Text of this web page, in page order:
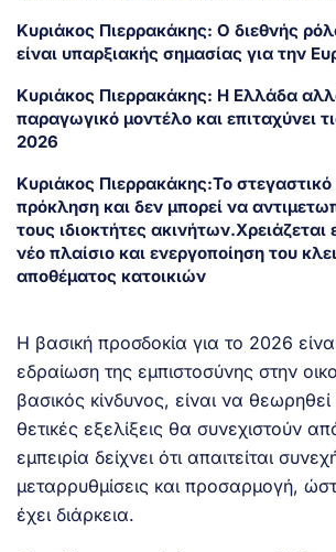
Κυριάκος Πιερρακάκης: Ο διεθνής
είναι υπαρξιακής σημασίας για την
Κυριάκος Πιερρακάκης: Η Ελλάδα
παραγωγικό μοντέλο και επιταχύνει
2026
Κυριάκος Πιερρακάκης:Το στεγαστικό
πρόκληση και δεν μπορεί να
τους ιδιοκτήτες
νέο πλαίσιο και ενεργοποίηση του
αποθέματος κατοικιών
Η βασική προσδοκία για το 2026
εδραίωση της εμπιστοσύνης στην
βασικός κίνδυνος, είναι να θεωρηθεί
θετικές εξελίξεις θα συνεχιστούν
εμπειρία δείχνει ότι απαιτείται
μεταρρυθμίσεις και προσαρμογή,
έχει διάρκεια.